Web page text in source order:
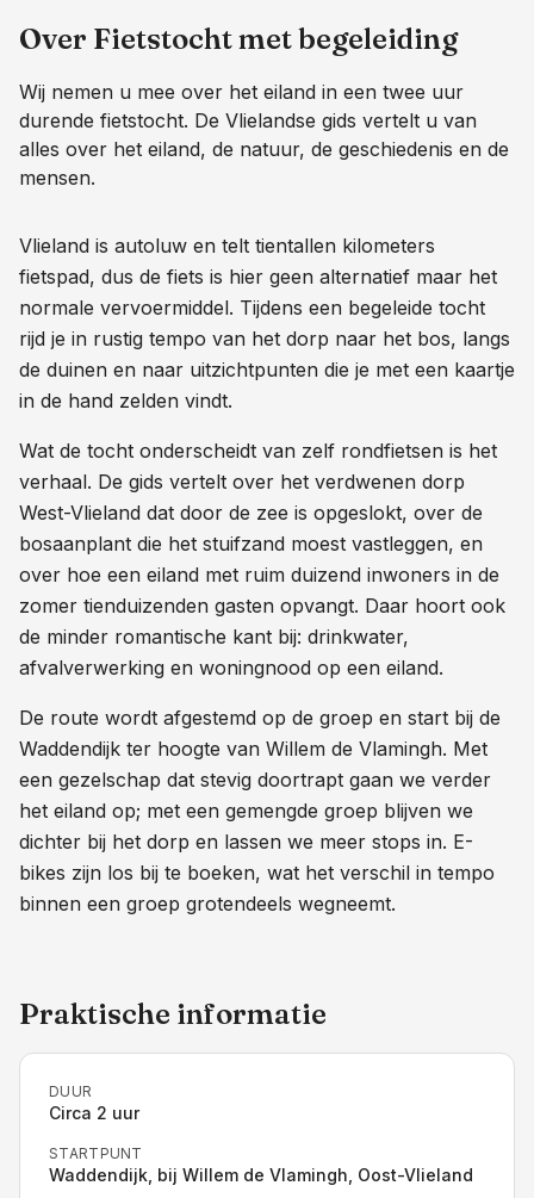
Over Fietstocht met begeleiding
Wij nemen u mee over het eiland in een twee uur
durende fietstocht. De Vlielandse gids vertelt u van
alles over het eiland, de natuur, de geschiedenis en de
mensen.
Vlieland is autoluw en telt tientallen kilometers
fietspad, dus de fiets is hier geen alternatief maar het
normale vervoermiddel. Tijdens een begeleide tocht
rijd je in rustig tempo van het dorp naar het bos, langs
de duinen en naar uitzichtpunten die je met een kaartje
in de hand zelden vindt.
Wat de tocht onderscheidt van zelf rondfietsen is het
verhaal. De gids vertelt over het verdwenen dorp
West-Vlieland dat door de zee is opgeslokt, over de
bosaanplant die het stuifzand moest vastleggen, en
over hoe een eiland met ruim duizend inwoners in de
zomer tienduizenden gasten opvangt. Daar hoort ook
de minder romantische kant bij: drinkwater,
afvalverwerking en woningnood op een eiland.
De route wordt afgestemd op de groep en start bij de
Waddendijk ter hoogte van Willem de Vlamingh. Met
een gezelschap dat stevig doortrapt gaan we verder
het eiland op; met een gemengde groep blijven we
dichter bij het dorp en lassen we meer stops in. E-
bikes zijn los bij te boeken, wat het verschil in tempo
binnen een groep grotendeels wegneemt.
Praktische informatie
DUUR
Circa 2 uur
STARTPUNT
Waddendijk, bij Willem de Vlamingh, Oost-Vlieland